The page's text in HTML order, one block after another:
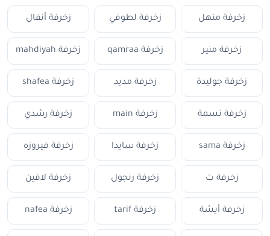
زخرفة منهل زخرفة لطوفي زخرفة أنفال
زخرفة منير زخرفة qamraa زخرفة mahdiyah
زخرفة جوليدة زخرفة مديد زخرفة shafea
زخرفة نسمة زخرفة main زخرفة رشدي
زخرفة sama زخرفة سايدا زخرفة فيروزه
زخرفة ت زخرفة رنجول زخرفة لافين
زخرفة أيشة زخرفة tarif زخرفة nafea